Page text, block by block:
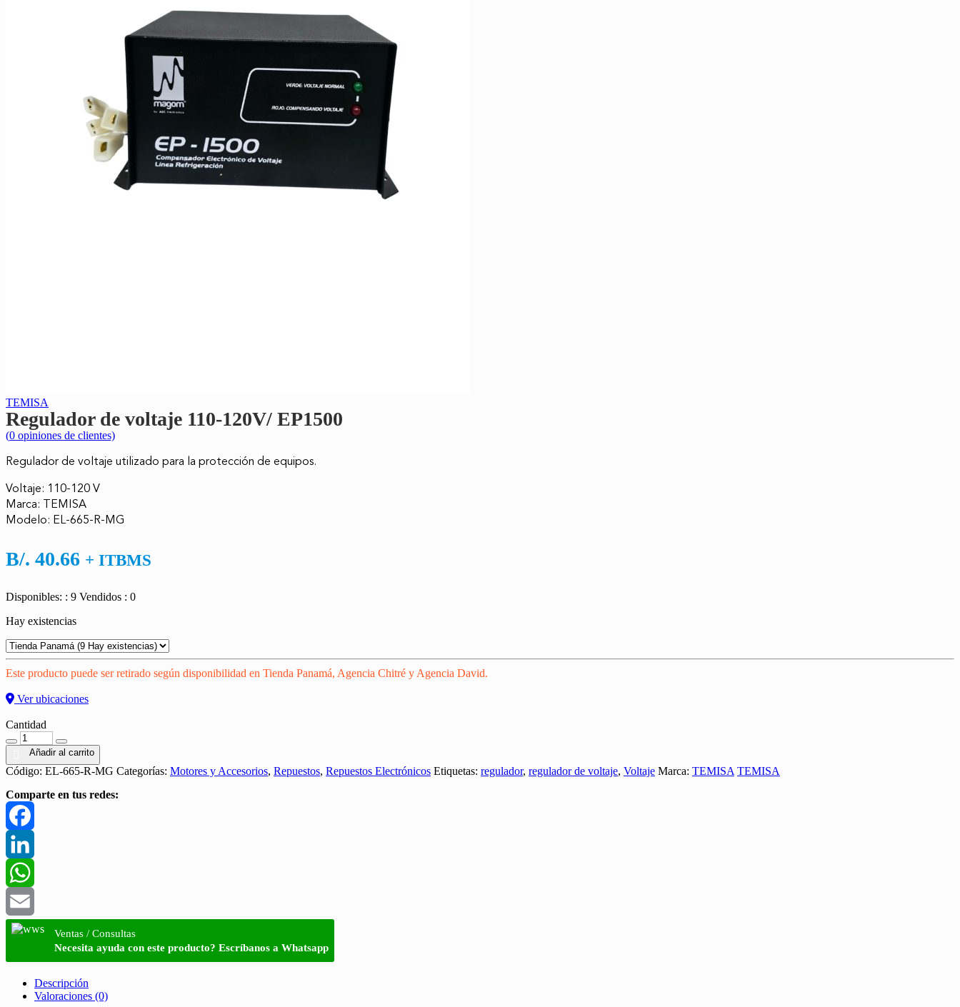
TEMISA
Regulador de voltaje 110-120V/ EP1500
(0 opiniones de clientes)
Regulador de voltaje utilizado para la protección de equipos.
Voltaje: 110-120 V
Marca: TEMISA
Modelo: EL-665-R-MG
B/. 40.66 + ITBMS
Disponibles: : 9 Vendidos : 0
Hay existencias
Este producto puede ser retirado según disponibilidad en Tienda Panamá, Agencia Chitré y Agencia David.
Ver ubicaciones
Cantidad
Añadir al carrito
Código: EL-665-R-MG Categorías: Motores y Accesorios, Repuestos, Repuestos Electrónicos Etiquetas: regulador, regulador de voltaje, Voltaje Marca: TEMISA TEMISA
Comparte en tus redes:
Facebook
LinkedIn
WhatsApp
Email
Ventas / Consultas
Necesita ayuda con este producto? Escríbanos a Whatsapp
Descripción
Valoraciones (0)